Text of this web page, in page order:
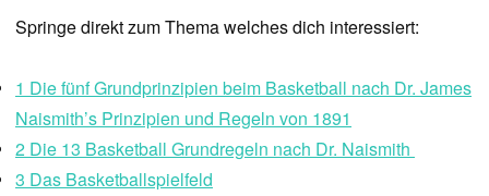
Springe direkt zum Thema welches dich interessiert:
1 Die fünf Grundprinzipien beim Basketball nach Dr. James
Naismith’s Prinzipien und Regeln von 1891
2 Die 13 Basketball Grundregeln nach Dr. Naismith
3 Das Basketballspielfeld